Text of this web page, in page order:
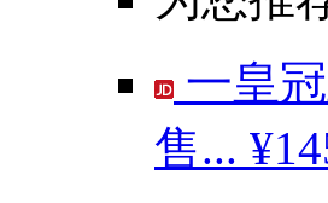
一皇
售...